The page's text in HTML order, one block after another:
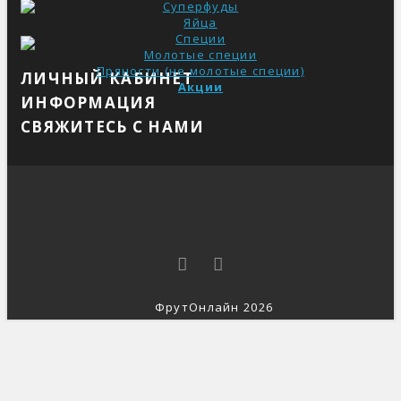
Суперфуды
Яйца
Специи
Молотые специи
Пряности (не молотые специи)
Акции
ЛИЧНЫЙ КАБИНЕТ
ИНФОРМАЦИЯ
СВЯЖИТЕСЬ С НАМИ
ФрутОнлайн 2026